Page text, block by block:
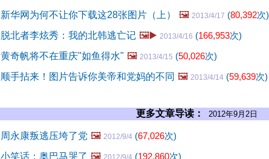
新华网为何不让你下载这28张图片（上）
🖼️ 2013/4/17 (80,392次)
脱北者李炫秀：我的北韩逃亡记 🖼️▶️ 2013/4/16 (166,953次)
黄奇帆将不在重庆"如鱼得水" 🖼️ 2013/4/15 (50,026次)
顺手拈来！图片告诉你美帝和党妈的不同 🖼️ 2013/4/14 (59,639次)
更多文章导读： 2012年9月2日
周永康叛逃压垮了党 🖼️ 2012/9/4 (67,026次)
小笑话：奥巴马哭了 🖼️ 2012/9/4 (192,860次)